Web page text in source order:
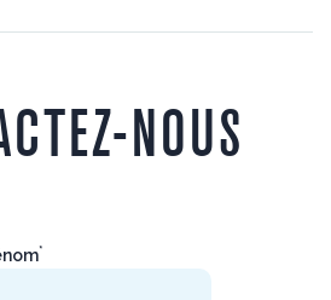
NOUS
*